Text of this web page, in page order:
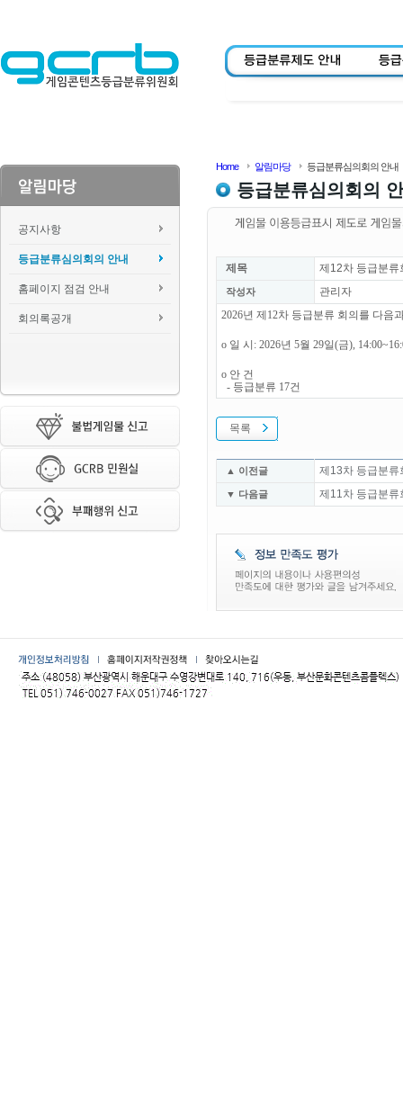
공지사항
등급분류심의회의 안내
홈페이지 점검 안내
회의록공개
Home 알림마당 등급분류심의회의 안내
등급분류심의회의
제목 제12차 등급분류
작성자
관리자
2026년 제12차 등급분류 회의를 다음
o 일 시: 2026년 5월 29일(금),
o 안 건
- 등급분류 17건
목록
▲ 이전글 제13차 등급분류
▼ 다음글 제11차 등급분류